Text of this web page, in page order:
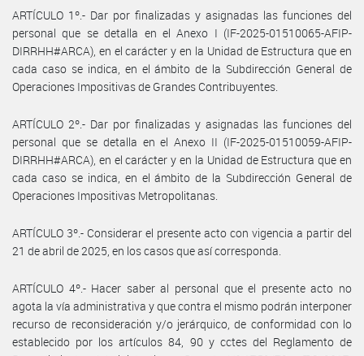
ARTÍCULO 1º.- Dar por finalizadas y asignadas las funciones del
personal que se detalla en el Anexo I (IF-2025-01510065-AFIP-
DIRRHH#ARCA), en el carácter y en la Unidad de Estructura que en
cada caso se indica, en el ámbito de la Subdirección General de
Operaciones Impositivas de Grandes Contribuyentes.
ARTÍCULO 2º.- Dar por finalizadas y asignadas las funciones del
personal que se detalla en el Anexo II (IF-2025-01510059-AFIP-
DIRRHH#ARCA), en el carácter y en la Unidad de Estructura que en
cada caso se indica, en el ámbito de la Subdirección General de
Operaciones Impositivas Metropolitanas.
ARTÍCULO 3º.- Considerar el presente acto con vigencia a partir del
21 de abril de 2025, en los casos que así corresponda.
ARTÍCULO 4º.- Hacer saber al personal que el presente acto no
agota la vía administrativa y que contra el mismo podrán interponer
recurso de reconsideración y/o jerárquico, de conformidad con lo
establecido por los artículos 84, 90 y cctes del Reglamento de